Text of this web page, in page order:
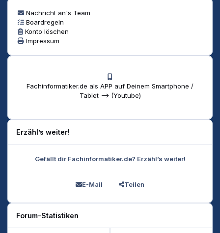
Nachricht an's Team
Boardregeln
Konto löschen
Impressum
Fachinformatiker.de als APP auf Deinem Smartphone /
Tablet --> (Youtube)
Erzähl’s weiter!
Gefällt dir Fachinformatiker.de? Erzähl’s weiter!
E-Mail Teilen
Forum-Statistiken